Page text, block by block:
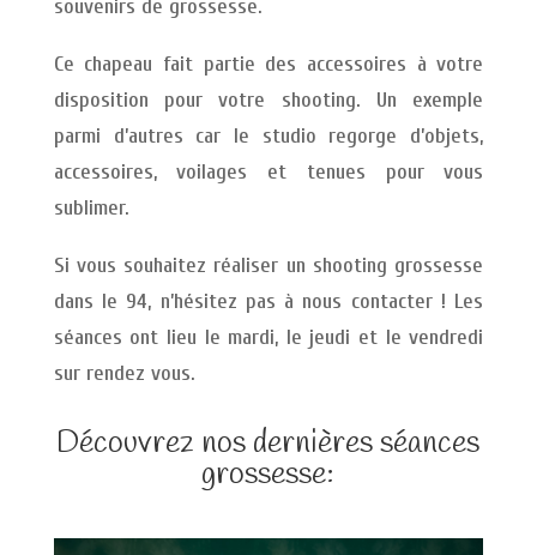
souvenirs de grossesse.
Ce chapeau fait partie des accessoires à votre
disposition pour votre shooting. Un exemple
parmi d’autres car le studio regorge d’objets,
accessoires, voilages et tenues pour vous
sublimer.
Si vous souhaitez réaliser un shooting grossesse
dans le 94, n’hésitez pas à nous contacter ! Les
séances ont lieu le mardi, le jeudi et le vendredi
sur rendez vous.
Découvrez nos dernières séances
grossesse: